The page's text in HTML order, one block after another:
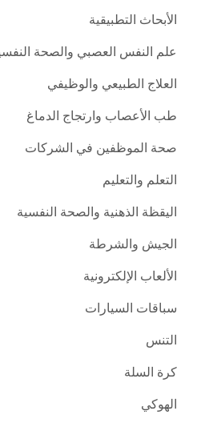
الأبحاث التطبيقية
علم النفس العصبي والصحة
العلاج الطبيعي والوظيفي
طب الأعصاب وارتجاج الدماغ
صحة الموظفين في الشركات
التعلم والتعليم
اليقظة الذهنية والصحة النفسية
الجيش والشرطة
الألعاب الإلكترونية
سباقات السيارات
التنس
كرة السلة
الهوكي